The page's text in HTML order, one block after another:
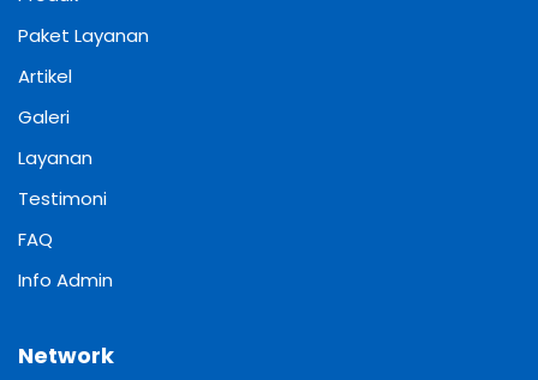
Paket Layanan
Artikel
Galeri
Layanan
Testimoni
FAQ
Info Admin
Network